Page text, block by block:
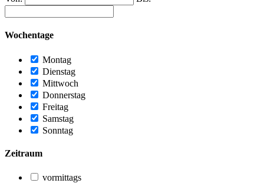
Wochentage
Montag
Dienstag
Mittwoch
Donnerstag
Freitag
Samstag
Sonntag
Zeitraum
vormittags